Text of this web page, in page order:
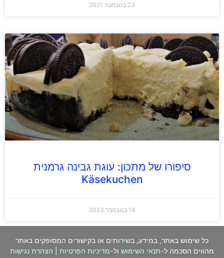
23 בנובמבר 2021
סיפורו של מתכון: עוגת גבינה גרמנית
Käsekuchen
14 בנובמבר 2023
כל שימוש באתר, במידע, בשירותים או בקישורים המסופקים באתר
מהווים הסכמה ל-תנאי השימוש ול-מדיניות הפרטיות הצהרת נגישות